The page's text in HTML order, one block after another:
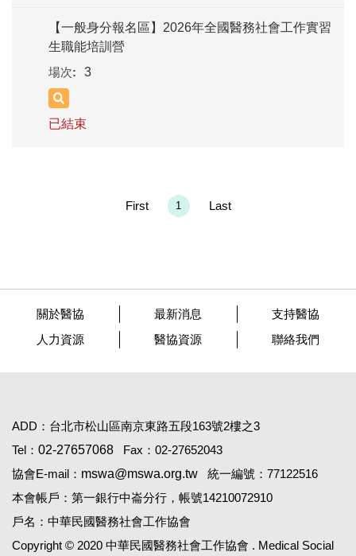
【一般身分報名區】2026年全國醫務社會工作實習
生職能培訓營
3
已結束
First 1 Last
關於醫協 最新消息
支持醫協
人力資源
醫協資源 聯絡我們
ADD：台北市松山區南京東路五段163號2樓之3
Tel： 02-27657068
Fax：02-27652043
協會E-mail： mswa@mswa.org.tw
統一編號：77122516
本會帳戶：第一銀行中崙分行，帳號14210072910
戶名：中華民國醫務社會工作協會
Copyright © 2020 中華民國醫務社會工作協會 . Medical Social